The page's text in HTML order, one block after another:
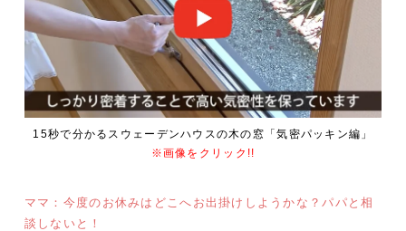
15秒で分かるスウェーデンハウスの木の窓「気密パッキン編」
※画像をクリック!!
ママ：今度のお休みはどこへお出掛けしようかな？パパと相
談しないと！